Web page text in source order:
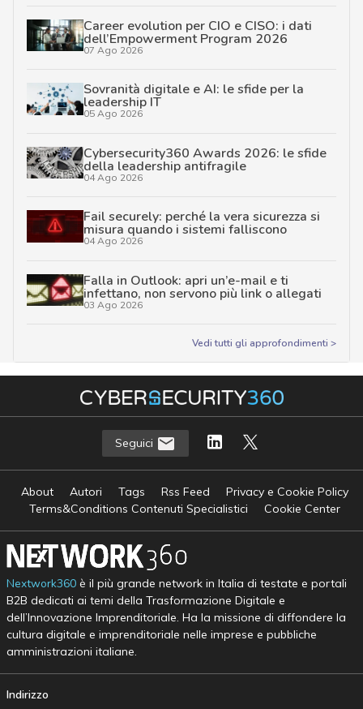
Career evolution per CIO e CISO: i dati
dell’Empowerment Program 2026
07 Ago 2026
Sovranità digitale e AI: le sfide per la
leadership IT
05 Ago 2026
Cybersecurity360 Awards 2026: le sfide
della leadership antifragile
04 Ago 2026
Fail securely: perché la vera sicurezza si
misura quando i sistemi falliscono
04 Ago 2026
Falla in Outlook: apri un’e-mail e ti
infettano, non servono più link o allegati
03 Ago 2026
Vedi tutti gli approfondimenti >
Seguici
About Autori Tags Rss Feed
Privacy e Cookie Policy
Terms&Conditions Contenuti Specialistici
Cookie Center
Nextwork360è il più grande network in Italia di testate e portali
B2B dedicati ai temi della Trasformazione Digitale e
dell’Innovazione Imprenditoriale. Ha la missione di diffondere la
cultura digitale e imprenditoriale nelle imprese e pubbliche
amministrazioni italiane.
Indirizzo